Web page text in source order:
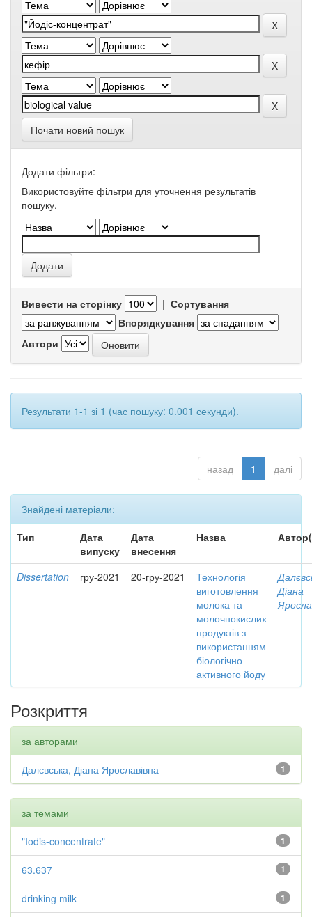
Почати новий пошук
Додати фільтри:
Використовуйте фільтри для уточнення результатів
пошуку.
Вивести на сторінку | Сортування
Впорядкування
Автори
Результати 1-1 зі 1 (час пошуку: 0.001 секунди).
назад 1 далі
Знайдені матеріали:
Тип
Дата
випуску
Дата
внесення
Назва
Dissertation гру-2021 20-гру-2021
Технологія
виготовлення
молока та
молочнокислих
продуктів з
використанням
біологічно
активного йоду
Діана
Розкриття
за авторами
1
Далєвська, Діана Ярославівна
за темами
1
"Iodis-concentrate"
1
63.637
1
drinking milk